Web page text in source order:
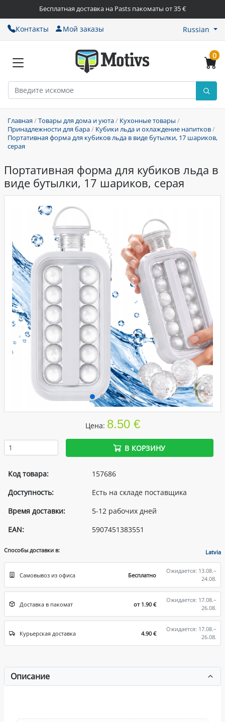
Бесплатная доставка на Pasts пакоматы от 35 €
Контакты Мой заказы Russian
0
Главная/Товары для дома и уюта/ Кухонные товары /
Принадлежности для бара/ Кубики льда и охлаждение напитков/
Портативная форма для кубиков льда в виде бутылки, 17 шариков,
серая
Портативная форма для кубиков льда в
виде бутылки, 17 шариков, серая
Цена: 8.50 €
В КОРЗИНУ
Код товара:
157686
Доступность:
Есть на складе поставщика
Время доставки:
5-12 рабочих дней
EAN:
5907451383551
Способы доставки в: Latvia
Самовывоз из офиса Бесплатно
Ожидается: 13.08.–
24.08.
Доставка в пакомат от 1.90 €
Ожидается: 17.08.–
26.08.
Курьерская доставка 4.90 €
Ожидается: 17.08.–
26.08.
Описание